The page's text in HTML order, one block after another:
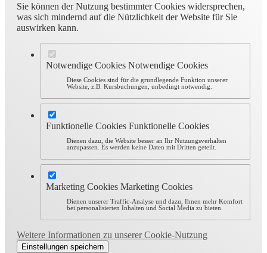
Sie können der Nutzung bestimmter Cookies widersprechen,
was sich mindernd auf die Nützlichkeit der Website für Sie
auswirken kann.
Notwendige Cookies Notwendige Cookies
Diese Cookies sind für die grundlegende Funktion unserer
Website, z.B. Kursbuchungen, unbedingt notwendig.
Funktionelle Cookies Funktionelle Cookies
Dienen dazu, die Website besser an Ihr Nutzungsverhalten
anzupassen. Es werden keine Daten mit Dritten geteilt.
Marketing Cookies Marketing Cookies
Dienen unserer Traffic-Analyse und dazu, Ihnen mehr Komfort
bei personalisierten Inhalten und Social Media zu bieten.
Weitere Informationen zu unserer Cookie-Nutzung